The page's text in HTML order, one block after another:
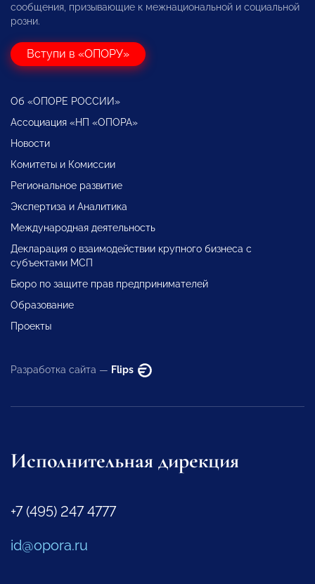
сообщения, призывающие к межнациональной и социальной
розни.
Вступи в «ОПОРУ»
Об «ОПОРЕ РОССИИ»
Ассоциация «НП «ОПОРА»
Новости
Комитеты и Комиссии
Региональное развитие
Экспертиза и Аналитика
Международная деятельность
Декларация о взаимодействии крупного бизнеса с
субъектами МСП
Бюро по защите прав предпринимателей
Образование
Проекты
Разработка сайта — Flips
Исполнительная дирекция
+7 (495) 247 4777
id@opora.ru